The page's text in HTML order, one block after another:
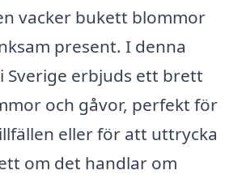
vacker bukett blommor
present. I denna
Sverige erbjuds ett brett
och gåvor, perfekt för
eller för att uttrycka
om det handlar om